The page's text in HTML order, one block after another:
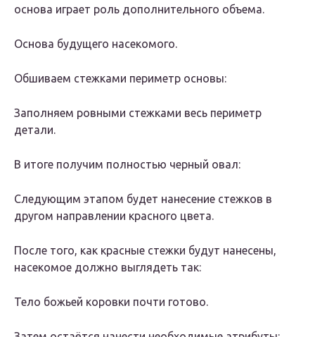
основа играет роль дополнительного объема.
Основа будущего насекомого.
Обшиваем стежками периметр основы:
Заполняем ровными стежками весь периметр
детали.
В итоге получим полностью черный овал:
Следующим этапом будет нанесение стежков в
другом направлении красного цвета.
После того, как красные стежки будут нанесены,
насекомое должно выглядеть так:
Тело божьей коровки почти готово.